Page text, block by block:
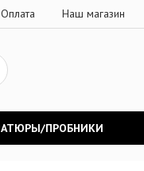
Оплата Наш магазин
ПРОБНИКИ